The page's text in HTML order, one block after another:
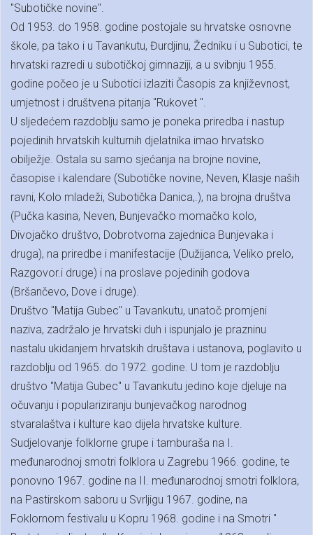
"Subotičke novine".
Od 1953. do 1958. godine postojale su hrvatske osnovne
škole, pa tako i u Tavankutu, Đurdjinu, Žedniku i u Subotici, te
hrvatski razredi u subotičkoj gimnaziji, a u svibnju 1955.
godine počeo je u Subotici izlaziti Časopis za književnost,
umjetnost i društvena pitanja "Rukovet ".
U sljedećem razdoblju samo je poneka priredba i nastup
pojedinih hrvatskih kulturnih djelatnika imao hrvatsko
obilježje. Ostala su samo sjećanja na brojne novine,
časopise i kalendare (Subotičke novine, Neven, Klasje naših
ravni, Kolo mladeži, Subotička Danica,.), na brojna društva
(Pučka kasina, Neven, Bunjevačko momačko kolo,
Divojačko društvo, Dobrotvorna zajednica Bunjevaka i
druga), na priredbe i manifestacije (Dužijanca, Veliko prelo,
Razgovor.i druge) i na proslave pojedinih godova
(Bršančevo, Dove i druge).
Društvo "Matija Gubec" u Tavankutu, unatoč promjeni
naziva, zadržalo je hrvatski duh i ispunjalo je prazninu
nastalu ukidanjem hrvatskih društava i ustanova, poglavito u
razdoblju od 1965. do 1972. godine. U tom je razdoblju
društvo "Matija Gubec" u Tavankutu jedino koje djeluje na
očuvanju i populariziranju bunjevačkog narodnog
stvaralaštva i kulture kao dijela hrvatske kulture.
Sudjelovanje folklorne grupe i tamburaša na I.
međunarodnoj smotri folklora u Zagrebu 1966. godine, te
ponovno 1967. godine na II. međunarodnoj smotri folklora,
na Pastirskom saboru u Svrljigu 1967. godine, na
Foklornom festivalu u Kopru 1968. godine i na Smotri "